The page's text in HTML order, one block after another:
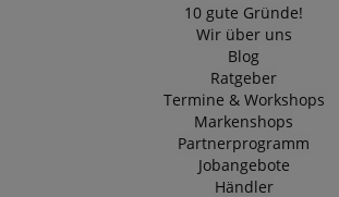
10 gute Gründe!
Wir über uns
Blog
Ratgeber
Termine & Workshops
Markenshops
Partnerprogramm
Jobangebote
Händler